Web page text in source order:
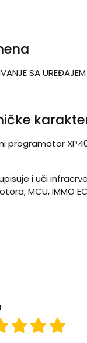
SA
programator
i uči
MCU, IMMO
ocjena 4
ocjena 3
2
1